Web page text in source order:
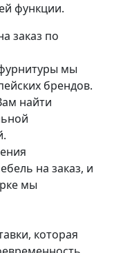
функции.
заказ по
мы
брендов.
найти
на заказ, и
мы
которая